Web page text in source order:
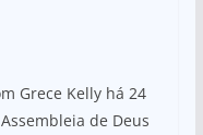
Grece Kelly há 24
de Deus